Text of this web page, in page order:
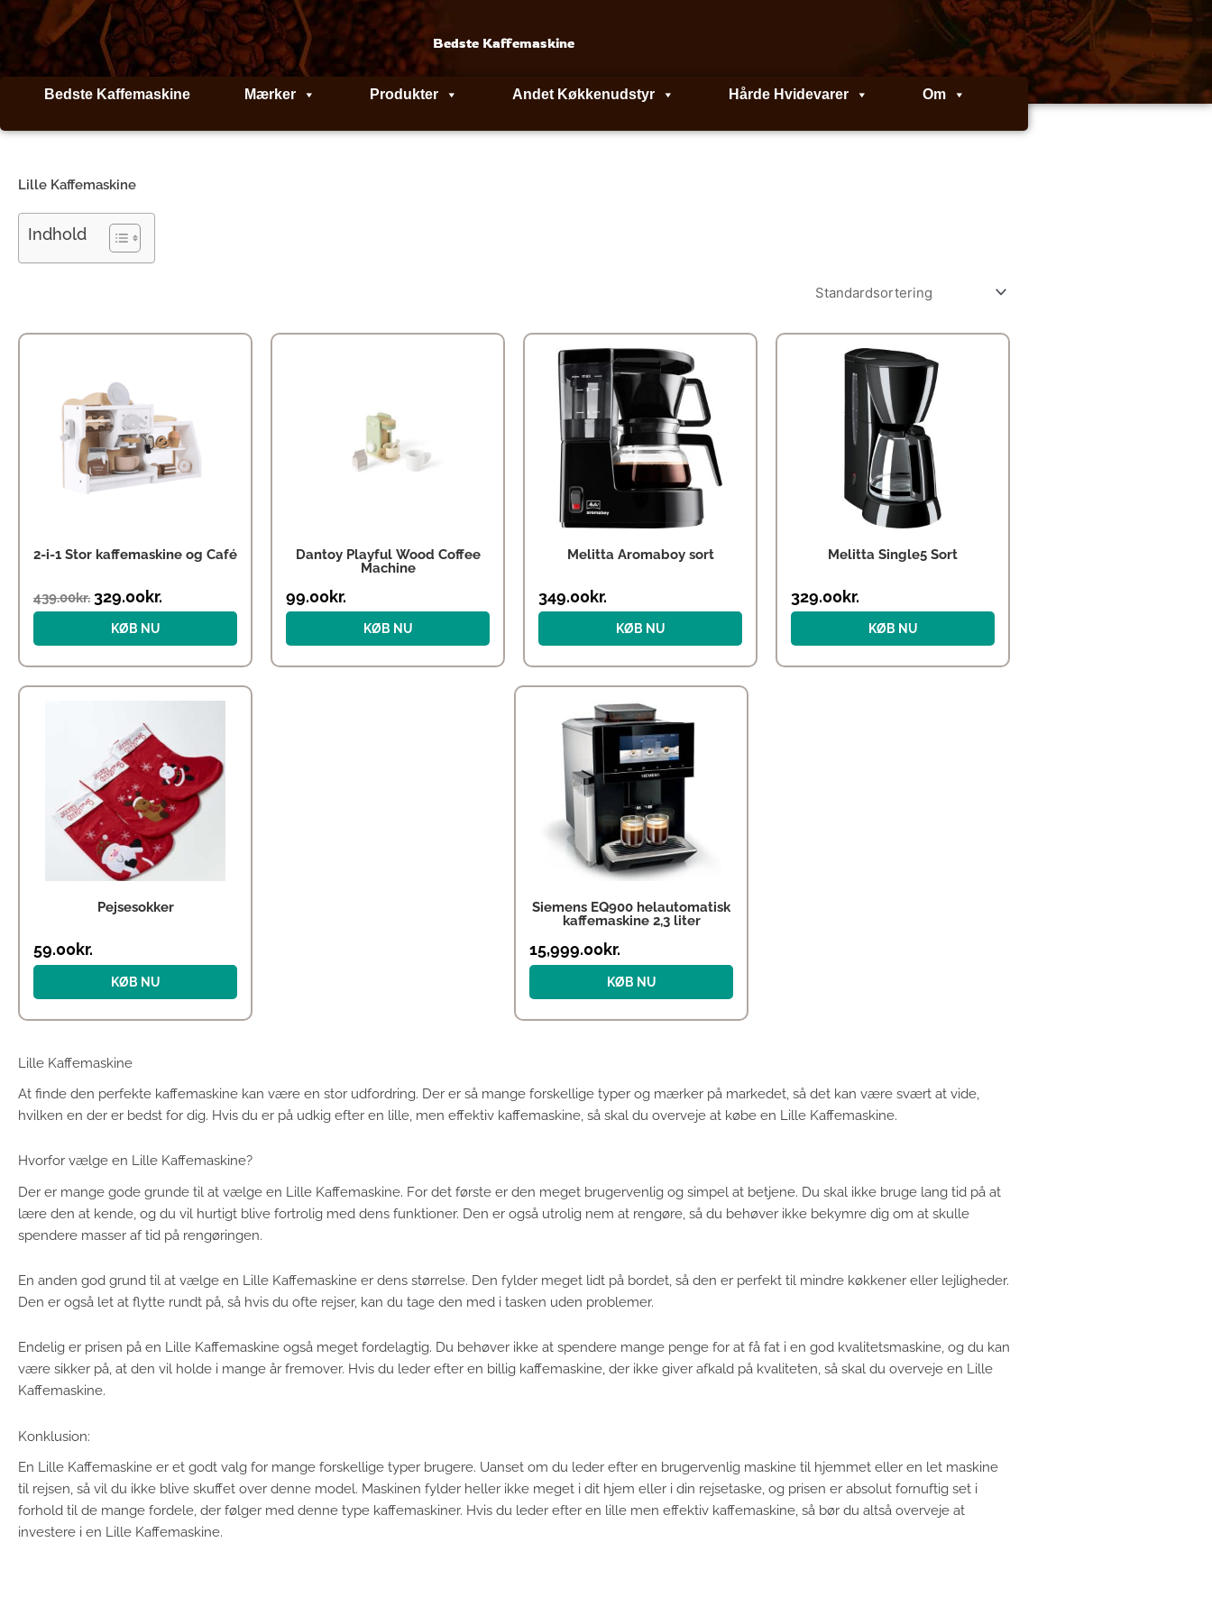
Gå
indholdet
Bedste Kaffemaskine
Bedste Kaffemaskine Mærker Produkter Andet Køkkenudstyr Hårde Hvidevarer Om
Lille Kaffemaskine
Indhold
2-i-1 Stor kaffemaskine og Café
439.00kr.
pris
var:
439.00kr..
329.00kr.
329.00kr..
KØB NU
Dantoy Playful Wood Coffee
Machine
99.00kr.
KØB NU
Melitta Aromaboy sort
349.00kr.
KØB NU
Melitta Single5 Sort
329.00kr.
KØB NU
Pejsesokker
59.00kr.
KØB NU
Siemens EQ900 helautomatisk
kaffemaskine 2,3 liter
15,999.00kr.
KØB NU
Lille Kaffemaskine
At finde den perfekte kaffemaskine kan være en stor udfordring. Der er så mange forskellige typer og mærker på markedet, så det kan være svært at vide,
hvilken en der er bedst for dig. Hvis du er på udkig efter en lille, men effektiv kaffemaskine, så skal du overveje at købe en Lille Kaffemaskine.
Hvorfor vælge en Lille Kaffemaskine?
Der er mange gode grunde til at vælge en Lille Kaffemaskine. For det første er den meget brugervenlig og simpel at betjene. Du skal ikke bruge lang tid på at
lære den at kende, og du vil hurtigt blive fortrolig med dens funktioner. Den er også utrolig nem at rengøre, så du behøver ikke bekymre dig om at skulle
spendere masser af tid på rengøringen.
En anden god grund til at vælge en Lille Kaffemaskine er dens størrelse. Den fylder meget lidt på bordet, så den er perfekt til mindre køkkener eller lejligheder.
Den er også let at flytte rundt på, så hvis du ofte rejser, kan du tage den med i tasken uden problemer.
Endelig er prisen på en Lille Kaffemaskine også meget fordelagtig. Du behøver ikke at spendere mange penge for at få fat i en god kvalitetsmaskine, og du kan
være sikker på, at den vil holde i mange år fremover. Hvis du leder efter en billig kaffemaskine, der ikke giver afkald på kvaliteten, så skal du overveje en Lille
Kaffemaskine.
Konklusion:
En Lille Kaffemaskine er et godt valg for mange forskellige typer brugere. Uanset om du leder efter en brugervenlig maskine til hjemmet eller en let maskine
til rejsen, så vil du ikke blive skuffet over denne model. Maskinen fylder heller ikke meget i dit hjem eller i din rejsetaske, og prisen er absolut fornuftig set i
forhold til de mange fordele, der følger med denne type kaffemaskiner. Hvis du leder efter en lille men effektiv kaffemaskine, så bør du altså overveje at
investere i en Lille Kaffemaskine.